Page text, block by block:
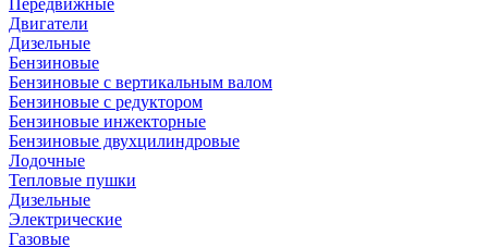
Передвижные
Двигатели
Дизельные
Бензиновые
Бензиновые с вертикальным валом
Бензиновые с редуктором
Бензиновые инжекторные
Бензиновые двухцилиндровые
Лодочные
Тепловые пушки
Дизельные
Электрические
Газовые